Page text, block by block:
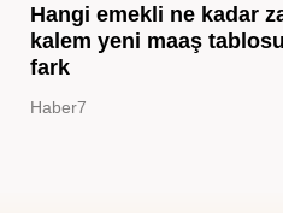
Hangi emekli ne kadar
kalem yeni maaş
fark
Haber7